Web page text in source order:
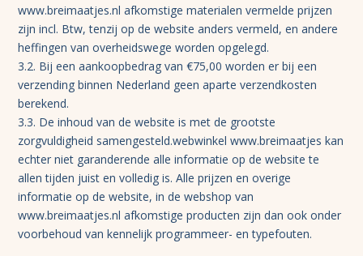
www.breimaatjes.nl afkomstige materialen vermelde prijzen
zijn incl. Btw, tenzij op de website anders vermeld, en andere
heffingen van overheidswege worden opgelegd.
3.2. Bij een aankoopbedrag van €75,00 worden er bij een
verzending binnen Nederland geen aparte verzendkosten
berekend.
3.3. De inhoud van de website is met de grootste
zorgvuldigheid samengesteld.webwinkel www.breimaatjes kan
echter niet garanderende alle informatie op de website te
allen tijden juist en volledig is. Alle prijzen en overige
informatie op de website, in de webshop van
www.breimaatjes.nl afkomstige producten zijn dan ook onder
voorbehoud van kennelijk programmeer- en typefouten.